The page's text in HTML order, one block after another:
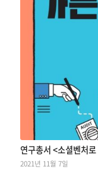
연구총서 <소셜벤처
2021년 11월 7일